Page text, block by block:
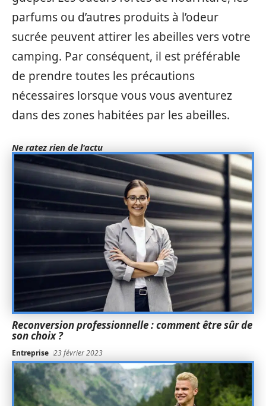
parfums ou d’autres produits à l’odeur
sucrée peuvent attirer les abeilles vers votre
camping. Par conséquent, il est préférable
de prendre toutes les précautions
nécessaires lorsque vous vous aventurez
dans des zones habitées par les abeilles.
Ne ratez rien de l'actu
Reconversion professionnelle : comment être sûr de
son choix ?
Entreprise 23 février 2023